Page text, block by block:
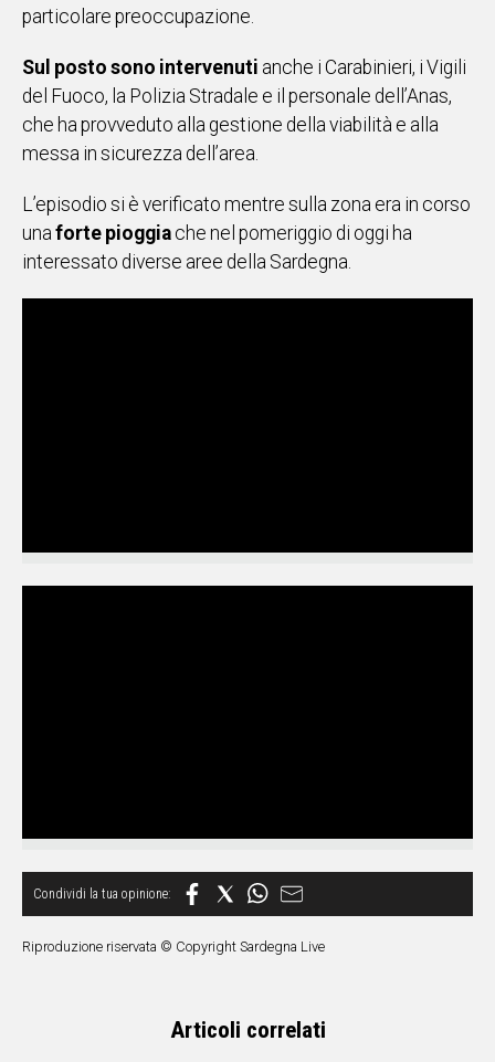
particolare preoccupazione.
Sul posto sono intervenuti anche i Carabinieri, i Vigili
del Fuoco, la Polizia Stradale e il personale dell’Anas,
che ha provveduto alla gestione della viabilità e alla
messa in sicurezza dell’area.
L’episodio si è verificato mentre sulla zona era in corso
una forte pioggia che nel pomeriggio di oggi ha
interessato diverse aree della Sardegna.
Riproduzione riservata © Copyright Sardegna Live
Articoli correlati